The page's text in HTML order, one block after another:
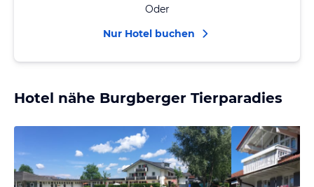
Oder
Nur Hotel buchen
Hotel nähe Burgberger Tierparadies